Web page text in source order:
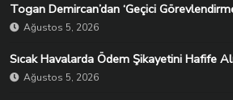
Togan Demircan’dan ‘Geçici
Ağustos 5, 2026
Sıcak Havalarda Ödem Şikayetini Hafife
Ağustos 5, 2026